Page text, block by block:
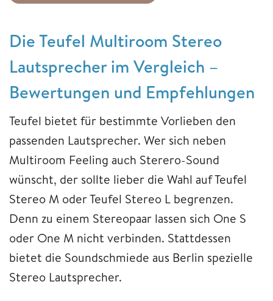
Die Teufel Multiroom Stereo
Lautsprecher im Vergleich –
Bewertungen und Empfehlungen
Teufel bietet für bestimmte Vorlieben den
passenden Lautsprecher. Wer sich neben
Multiroom Feeling auch Sterero-Sound
wünscht, der sollte lieber die Wahl auf Teufel
Stereo M oder Teufel Stereo L begrenzen.
Denn zu einem Stereopaar lassen sich One S
oder One M nicht verbinden. Stattdessen
bietet die Soundschmiede aus Berlin spezielle
Stereo Lautsprecher.